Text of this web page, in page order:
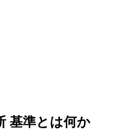
基準とは何か